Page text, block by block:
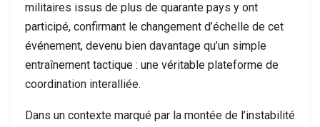
militaires issus de plus de quarante pays y ont
participé, confirmant le changement d’échelle de cet
événement, devenu bien davantage qu’un simple
entraînement tactique : une véritable plateforme de
coordination interalliée.
Dans un contexte marqué par la montée de l’instabilité